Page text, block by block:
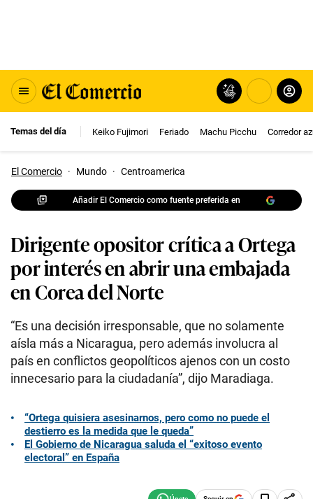
Temas del día Keiko Fujimori Feriado Machu Picchu Corredor
El Comercio · Mundo · Centroamerica
Añadir El Comercio como fuente preferida en
Dirigente opositor crítica a Ortega
por interés en abrir una embajada
en Corea del Norte
“Es una decisión irresponsable, que no solamente
aísla más a Nicaragua, pero además involucra al
país en conflictos geopolíticos ajenos con un costo
innecesario para la ciudadanía”, dijo Maradiaga.
“Ortega quisiera asesinarnos, pero como no puede el
destierro es la medida que le queda”
El Gobierno de Nicaragua saluda el “exitoso evento
electoral” en España